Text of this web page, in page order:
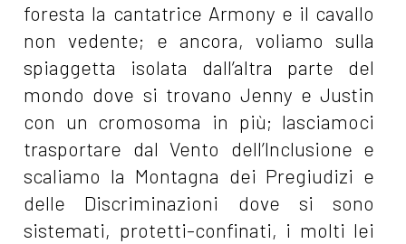
foresta la cantatrice Armony e il cavallo
non vedente; e ancora, voliamo sulla
spiaggetta isolata dall’altra parte del
mondo dove si trovano Jenny e Justin
con un cromosoma in più; lasciamoci
trasportare dal Vento dell’Inclusione e
scaliamo la Montagna dei Pregiudizi e
delle Discriminazioni dove si sono
sistemati, protetti-confinati, i molti lei